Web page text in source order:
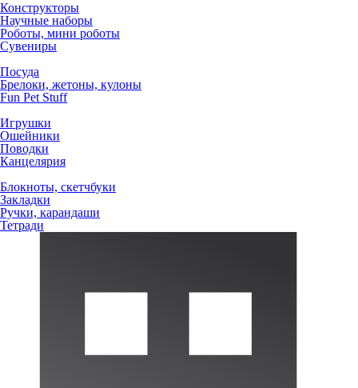
Конструкторы
Научные наборы
Роботы, мини роботы
Сувениры
Посуда
Брелоки, жетоны, кулоны
Fun Pet Stuff
Игрушки
Ошейники
Поводки
Канцелярия
Блокноты, скетчбуки
Закладки
Ручки, карандаши
Тетради